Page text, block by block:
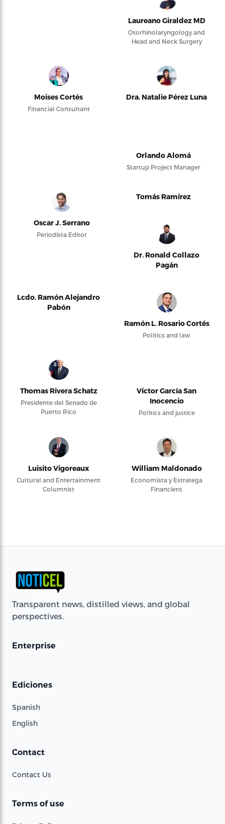
Laureano Giraldez MD
Otorhinolaryngology and
Head and Neck Surgery
Moises Cortés
Financial Consultant
Dra. Natalie Pérez Luna
Orlando Alomá
Startup Project Manager
Oscar J. Serrano
Periodista Editor
Tomás Ramírez
Dr. Ronald Collazo
Pagán
Lcdo. Ramón Alejandro
Pabón
Ramón L. Rosario Cortés
Politics and law
Thomas Rivera Schatz
Presidente del Senado de
Puerto Rico
Víctor García San
Inocencio
Politics and justice
Luisito Vigoreaux
Cultural and Entertainment
Columnist
William Maldonado
Economista y Estratega
Financiero
Transparent news, distilled views, and global
perspectives.
Enterprise
Ediciones
Spanish
English
Contact
Contact Us
Terms of use